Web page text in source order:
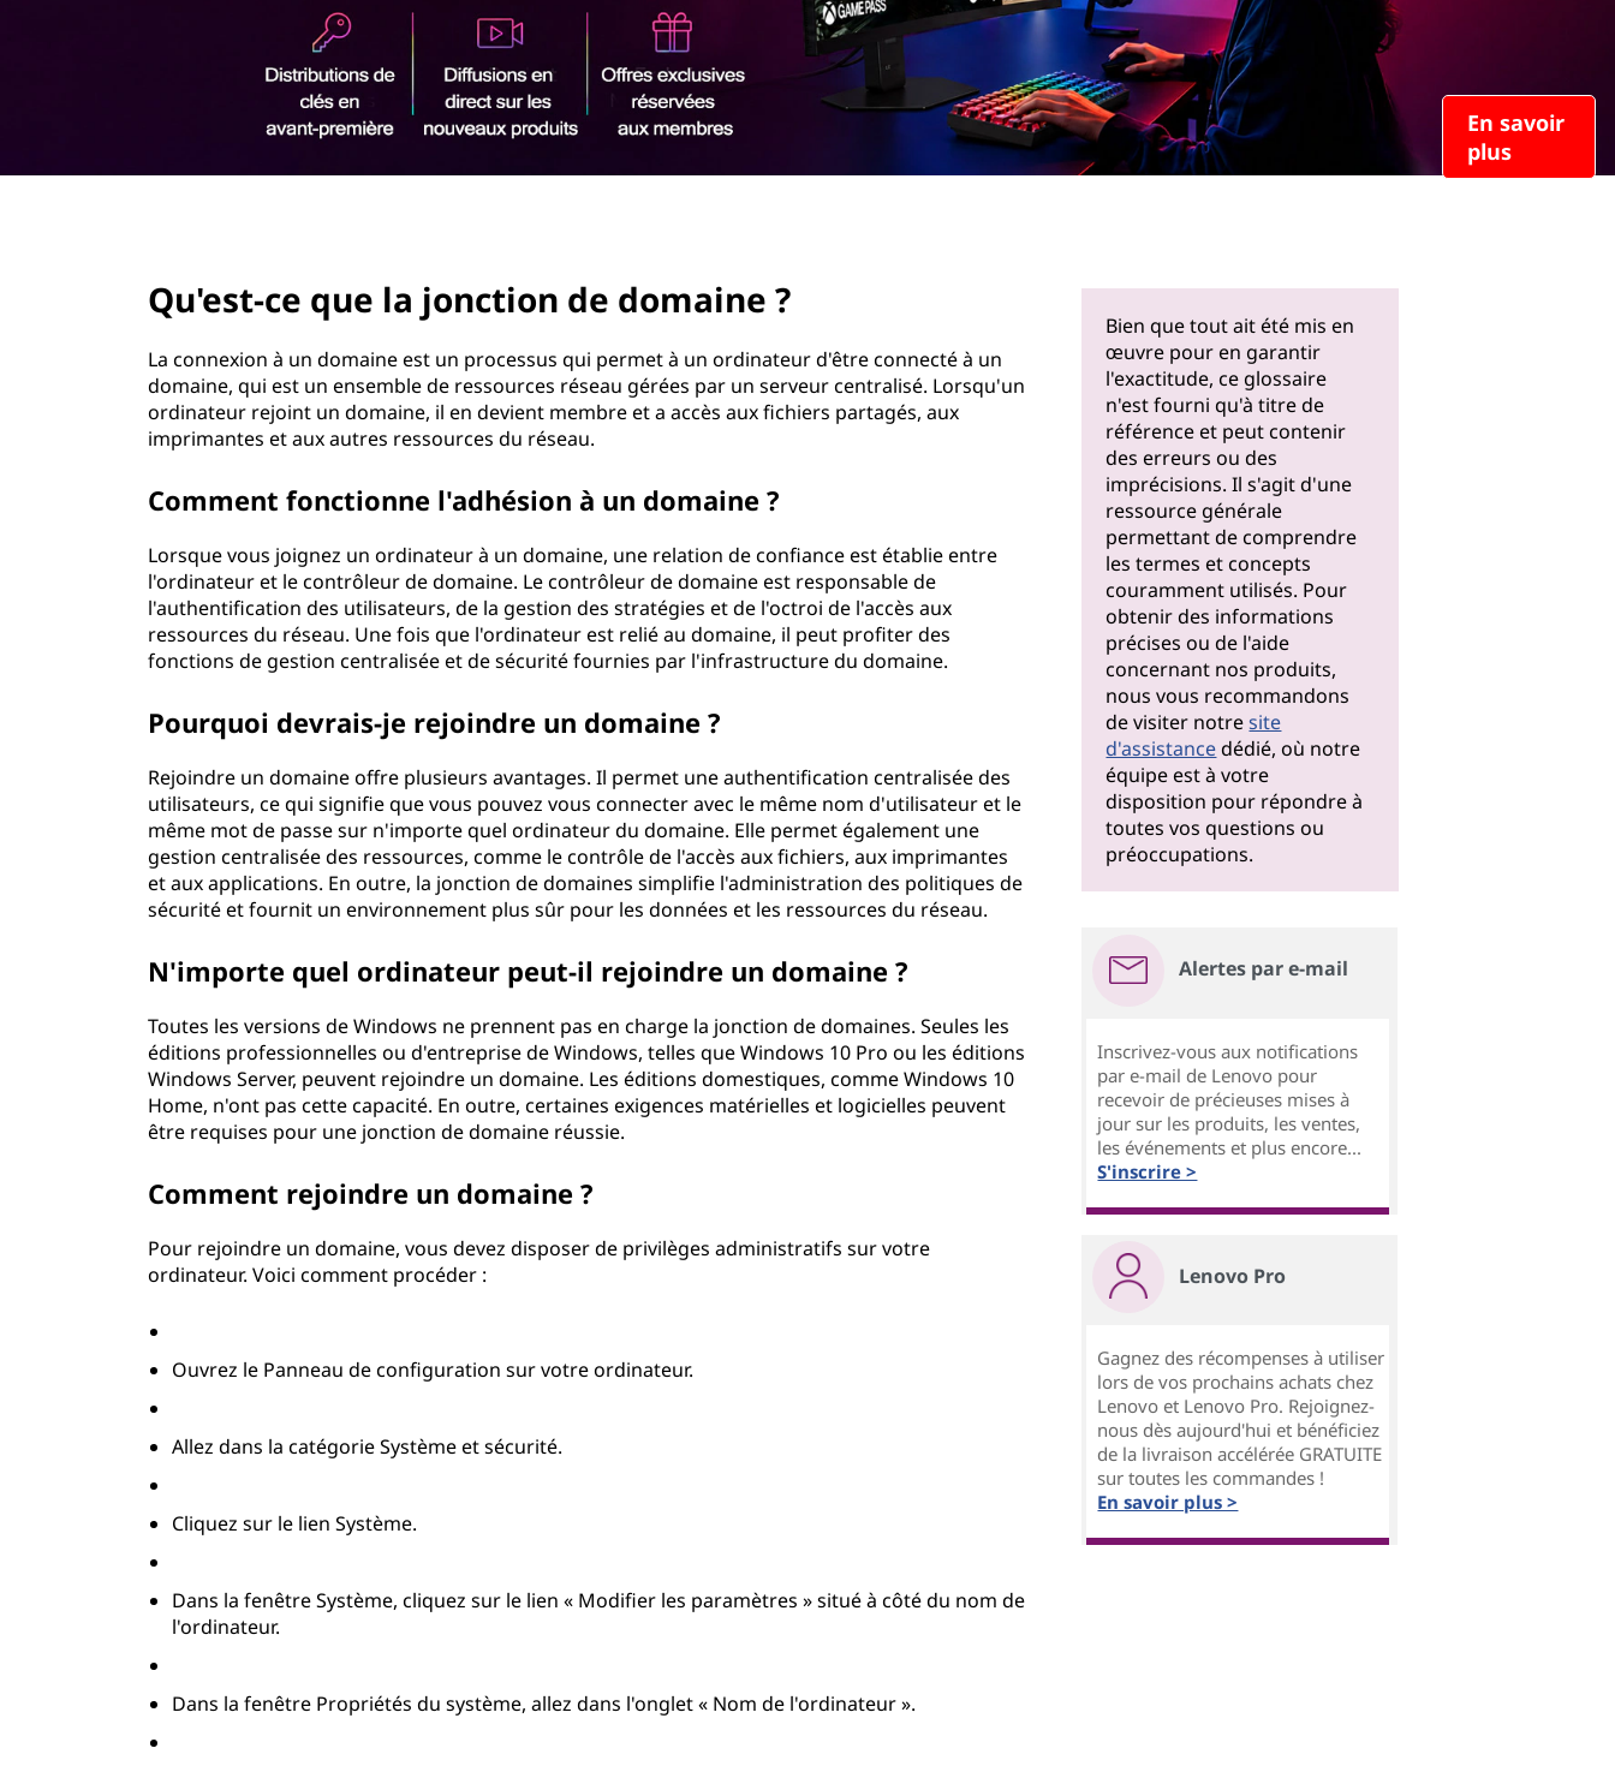
a
En savoir
plus
Qu'est-ce que la jonction de domaine ?
La connexion à un domaine est un processus qui permet à un ordinateur d'être connecté à un
domaine, qui est un ensemble de ressources réseau gérées par un serveur centralisé. Lorsqu'un
ordinateur rejoint un domaine, il en devient membre et a accès aux fichiers partagés, aux
imprimantes et aux autres ressources du réseau.
Comment fonctionne l'adhésion à un domaine ?
Lorsque vous joignez un ordinateur à un domaine, une relation de confiance est établie entre
l'ordinateur et le contrôleur de domaine. Le contrôleur de domaine est responsable de
l'authentification des utilisateurs, de la gestion des stratégies et de l'octroi de l'accès aux
ressources du réseau. Une fois que l'ordinateur est relié au domaine, il peut profiter des
fonctions de gestion centralisée et de sécurité fournies par l'infrastructure du domaine.
Pourquoi devrais-je rejoindre un domaine ?
Rejoindre un domaine offre plusieurs avantages. Il permet une authentification centralisée des
utilisateurs, ce qui signifie que vous pouvez vous connecter avec le même nom d'utilisateur et le
même mot de passe sur n'importe quel ordinateur du domaine. Elle permet également une
gestion centralisée des ressources, comme le contrôle de l'accès aux fichiers, aux imprimantes
et aux applications. En outre, la jonction de domaines simplifie l'administration des politiques de
sécurité et fournit un environnement plus sûr pour les données et les ressources du réseau.
N'importe quel ordinateur peut-il rejoindre un domaine ?
Toutes les versions de Windows ne prennent pas en charge la jonction de domaines. Seules les
éditions professionnelles ou d'entreprise de Windows, telles que Windows 10 Pro ou les éditions
Windows Server, peuvent rejoindre un domaine. Les éditions domestiques, comme Windows 10
Home, n'ont pas cette capacité. En outre, certaines exigences matérielles et logicielles peuvent
être requises pour une jonction de domaine réussie.
Comment rejoindre un domaine ?
Pour rejoindre un domaine, vous devez disposer de privilèges administratifs sur votre
ordinateur. Voici comment procéder :
Ouvrez le Panneau de configuration sur votre ordinateur.
Allez dans la catégorie Système et sécurité.
Cliquez sur le lien Système.
Dans la fenêtre Système, cliquez sur le lien « Modifier les paramètres » situé à côté du nom de
l'ordinateur.
Dans la fenêtre Propriétés du système, allez dans l'onglet « Nom de l'ordinateur ».
Bien que tout ait été mis en
œuvre pour en garantir
l'exactitude, ce glossaire
n'est fourni qu'à titre de
référence et peut contenir
des erreurs ou des
imprécisions. Il s'agit d'une
ressource générale
permettant de comprendre
les termes et concepts
couramment utilisés. Pour
obtenir des informations
précises ou de l'aide
concernant nos produits,
nous vous recommandons
de visiter notresite
d'assistancedédié, où notre
équipe est à votre
disposition pour répondre à
toutes vos questions ou
préoccupations.
Alertes par e-mail
Inscrivez-vous aux notifications
par e-mail de Lenovo pour
recevoir de précieuses mises à
jour sur les produits, les ventes,
les événements et plus encore...
S'inscrire >
Lenovo Pro
Gagnez des récompenses à utiliser
lors de vos prochains achats chez
Lenovo et Lenovo Pro. Rejoignez-
nous dès aujourd'hui et bénéficiez
de la livraison accélérée GRATUITE
sur toutes les commandes !
En savoir plus >